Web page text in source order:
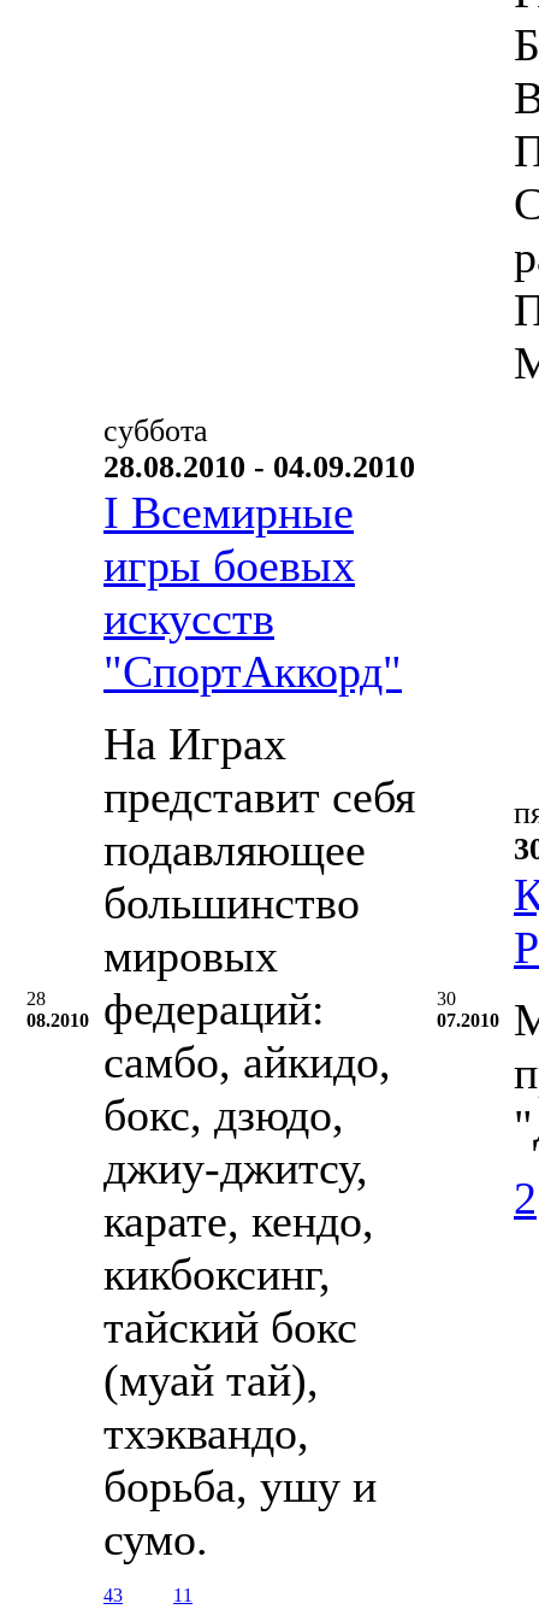
28
08.2010
суббота
28.08.2010 - 04.09.2010
I Всемирные
игры боевых
искусств
"СпортАккорд"
На Играх
представит себя
подавляющее
большинство
мировых
федераций:
самбо, айкидо,
бокс, дзюдо,
джиу-джитсу,
карате, кендо,
кикбоксинг,
тайский бокс
(муай тай),
тхэквандо,
борьба, ушу и
сумо.
43 11
30
07.2010
2